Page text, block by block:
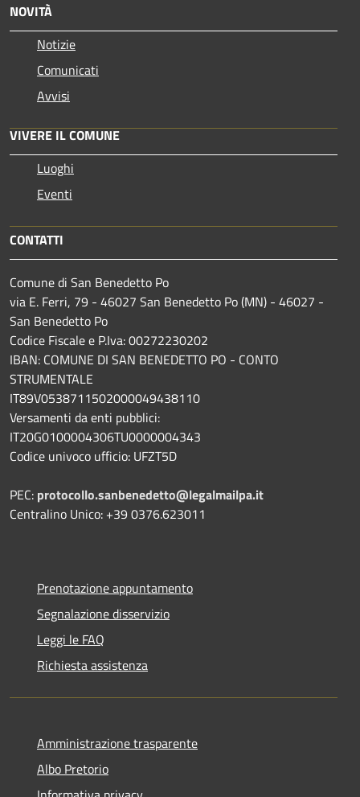
NOVITÀ
Notizie
Comunicati
Avvisi
VIVERE IL COMUNE
Luoghi
Eventi
CONTATTI
Comune di San Benedetto Po
via E. Ferri, 79 - 46027 San Benedetto Po (MN) - 46027 -
San Benedetto Po
Codice Fiscale e P.Iva: 00272230202
IBAN: COMUNE DI SAN BENEDETTO PO - CONTO
STRUMENTALE
IT89V0538711502000049438110
Versamenti da enti pubblici:
IT20G0100004306TU0000004343
Codice univoco ufficio: UFZT5D
PEC: protocollo.sanbenedetto@legalmailpa.it
Centralino Unico: +39 0376.623011
Prenotazione appuntamento
Segnalazione disservizio
Leggi le FAQ
Richiesta assistenza
Amministrazione trasparente
Albo Pretorio